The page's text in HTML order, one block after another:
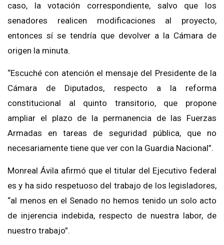
caso, la votación correspondiente, salvo que los
senadores realicen modificaciones al proyecto,
entonces sí se tendría que devolver a la Cámara de
origen la minuta.
“Escuché con atención el mensaje del Presidente de la
Cámara de Diputados, respecto a la reforma
constitucional al quinto transitorio, que propone
ampliar el plazo de la permanencia de las Fuerzas
Armadas en tareas de seguridad pública, que no
necesariamente tiene que ver con la Guardia Nacional”.
Monreal Ávila afirmó que el titular del Ejecutivo federal
es y ha sido respetuoso del trabajo de los legisladores,
“al menos en el Senado no hemos tenido un solo acto
de injerencia indebida, respecto de nuestra labor, de
nuestro trabajo”.